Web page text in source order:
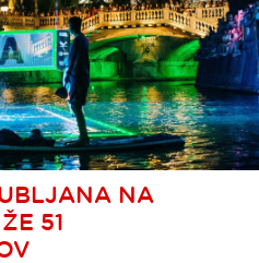
NA
51